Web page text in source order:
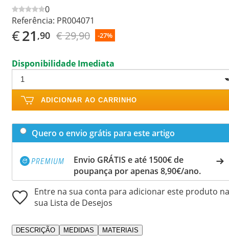
0
Referência: PR004071
€21 ,90 € 29,90 -27%
Disponibilidade Imediata
ADICIONAR AO CARRINHO
Quero o envio grátis para este artigo
Envio GRÁTIS e até 1500€ de
poupança por apenas 8,90€/ano.
Entre na sua conta para adicionar este produto na
sua Lista de Desejos
DESCRIÇÃO MEDIDAS MATERIAIS